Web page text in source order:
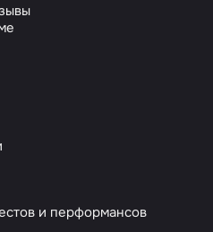
и перформансов